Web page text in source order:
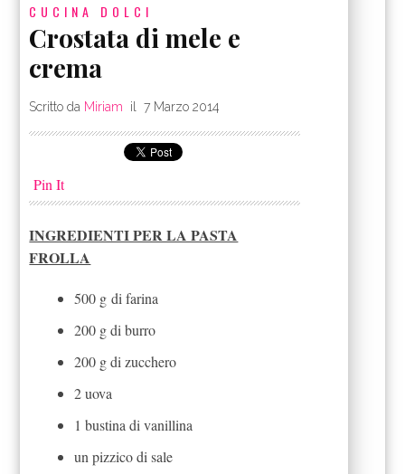
CUCINA DOLCI
Crostata di mele e
crema
Scritto da Miriam il7 Marzo 2014
Pin It
INGREDIENTI PER LA PASTA
FROLLA
500 gdi farina
200 g di burro
200 g di zucchero
2 uova
1 bustina di vanillina
un pizzico di sale